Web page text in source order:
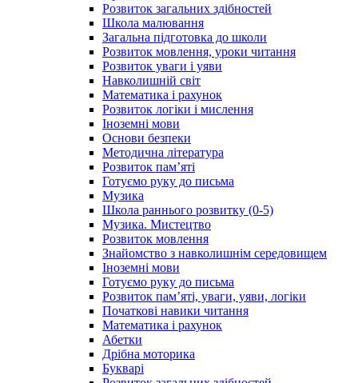
Розвиток загальних здібностей
Школа малювання
Загальна підготовка до школи
Розвиток мовлення, уроки читання
Розвиток уваги і уяви
Навколишній світ
Математика і рахунок
Розвиток логіки і мислення
Іноземні мови
Основи безпеки
Методична література
Розвиток пам’яті
Готуємо руку до письма
Музика
Школа раннього розвитку (0-5)
Музика. Мистецтво
Розвиток мовлення
Знайомство з навколишнім середовищем
Іноземні мови
Готуємо руку до письма
Розвиток пам’яті, уваги, уяви, логіки
Початкові навики читання
Математика і рахунок
Абетки
Дрібна моторика
Букварі